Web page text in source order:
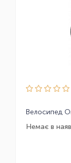
Велосипед
Немає в